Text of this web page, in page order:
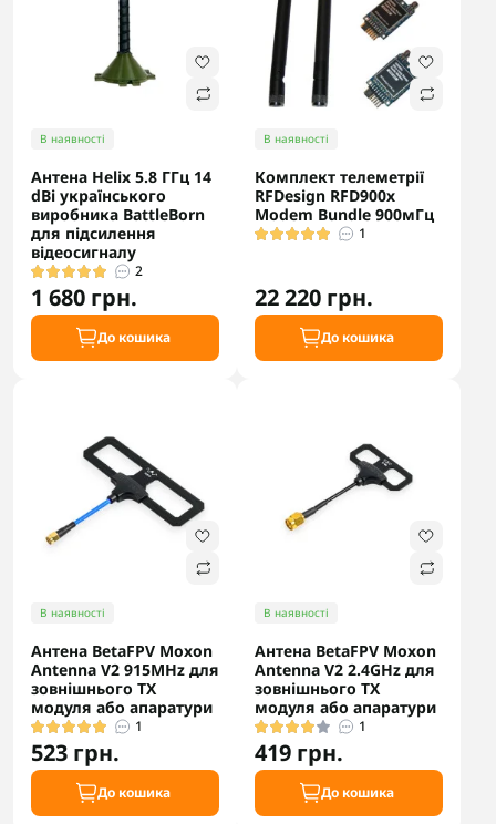
В наявності
Антена Helix 5.8 ГГц 14
dBi українського
виробника BattleBorn
для підсилення
відеосигналу
2
1 680 грн.
До кошика
В наявності
Комплект телеметрії
RFDesign RFD900x
Modem Bundle 900мГц
1
22 220 грн.
До кошика
В наявності
Антена BetaFPV Moxon
Antenna V2 915MHz для
зовнішнього TX
модуля або апаратури
1
523 грн.
До кошика
В наявності
Антена BetaFPV Moxon
Antenna V2 2.4GHz для
зовнішнього TX
модуля або апаратури
1
419 грн.
До кошика